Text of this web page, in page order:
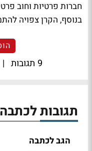
בנוסף, הקרן צפויה
9 תגובות |
תגובות לכתבה
הגב לכתבה